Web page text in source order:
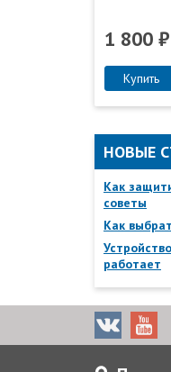
1 800 ₽
Купить
НОВЫЕ
Как
советы
Как
работает